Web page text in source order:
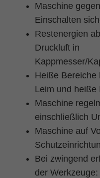
Maschine
Einschalten
Restenergien
Druckluft in
Kappmesser/
Heiße Bereiche
Leim und heiße
Maschine
einschließlich
Maschine auf
Bei zwingend
der Werkzeuge: